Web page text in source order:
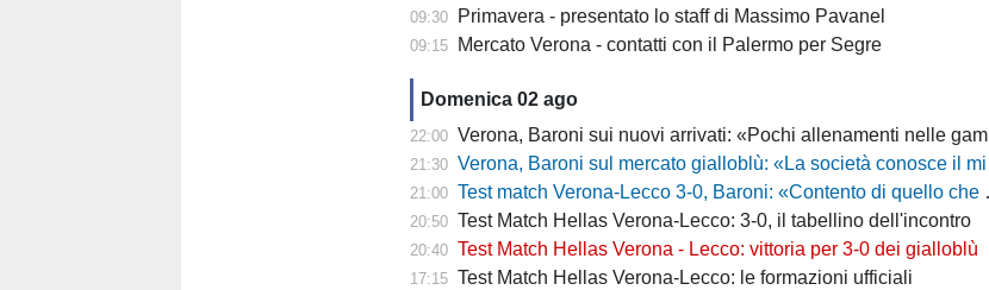
09:30 Primavera - presentato lo staff di Massimo Pavanel
09:15 Mercato Verona - contatti con il Palermo per Segre
Domenica 02 ago
22:00 Verona, Baroni sui nuovi arrivati: «Pochi allenamenti nelle gambe, era importante metterli in campo»
21:30 Verona, Baroni sul mercato gialloblù: «La società conosce il mio progetto, la mia garanzia è Sogliano»
21:00 Test match Verona-Lecco 3-0, Baroni: «Contento di quello che ho visto, la strada è questa e non torneremo indietro»
20:50 Test Match Hellas Verona-Lecco: 3-0, il tabellino dell'incontro
20:40 Test Match Hellas Verona - Lecco: vittoria per 3-0 dei gialloblù
17:15 Test Match Hellas Verona-Lecco: le formazioni ufficiali